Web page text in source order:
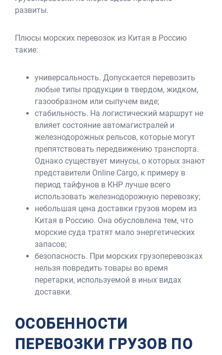
развиты.
Плюсы морских перевозок из Китая в Россию
такие:
универсальность. Допускается перевозить
любые типы продукции в твердом, жидком,
газообразном или сыпучем виде;
стабильность. На логистический маршрут не
влияет состояние автомагистралей и
железнодорожных рельсов, которые могут
препятствовать передвижению транспорта.
Однако существует минусы, о которых знают
представители Online Cargo, к примеру в
период тайфунов в КНР лучше всего
использовать железнодорожную перевозку;
небольшая цена доставки грузов морем из
Китая в Россию. Она обусловлена тем, что
морские суда тратят мало энергетических
запасов;
безопасность. При морских грузоперевозках
нельзя повредить товары во время
перетарки, используемой в иных видах
доставки.
ОСОБЕННОСТИ
ПЕРЕВОЗКИ ГРУЗОВ ПО